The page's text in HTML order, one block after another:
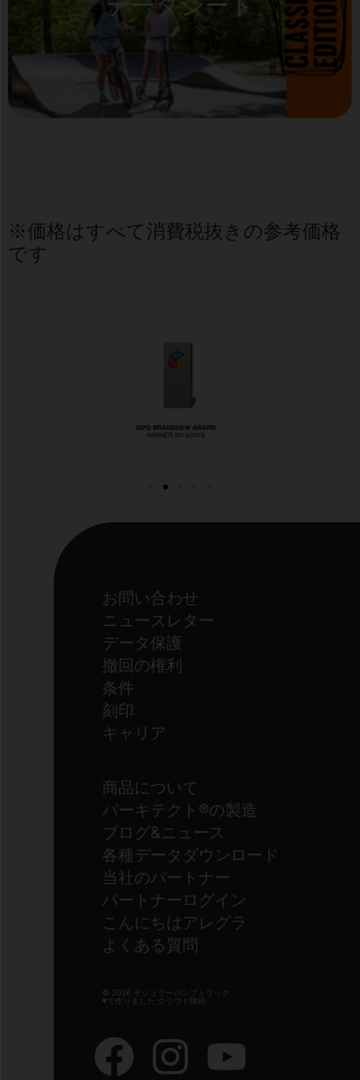
※価格はすべて消費税抜きの参考価格
です
お問い合わせ
ニュースレター
データ保護
撤回の権利
条件
刻印
キャリア
商品について
パーキテクト®の製造
ブログ&ニュース
各種データダウンロード
当社のパートナー
パートナーログイン
こんにちはアレグラ
よくある質問
© 2026 モジュラーパンプトラック
♥で作りました
クラウド接続